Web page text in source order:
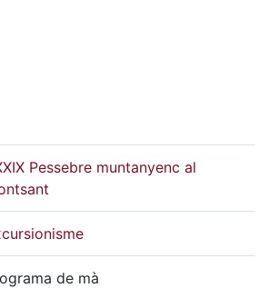
Pessebre muntanyenc al
de mà